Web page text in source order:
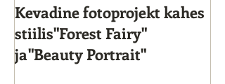
Kevadine fotoprojekt kahes
stiilis"Forest Fairy"
ja"Beauty Portrait"